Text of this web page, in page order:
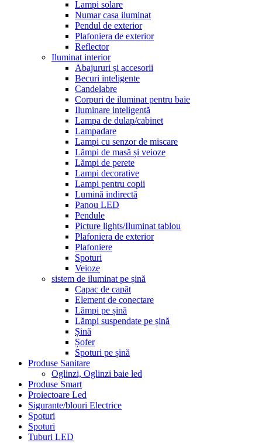
Lampi solare
Numar casa iluminat
Pendul de exterior
Plafoniera de exterior
Reflector
Iluminat interior
Abajururi și accesorii
Becuri inteligente
Candelabre
Corpuri de iluminat pentru baie
Iluminare inteligentă
Lampa de dulap/cabinet
Lampadare
Lampi cu senzor de miscare
Lămpi de masă și veioze
Lămpi de perete
Lampi decorative
Lampi pentru copii
Lumină indirectă
Panou LED
Pendule
Picture lights/Iluminat tablou
Plafoniera de exterior
Plafoniere
Spoturi
Veioze
sistem de iluminat pe șină
Capac de capăt
Element de conectare
Lămpi pe șină
Lămpi suspendate pe șină
Șină
Șofer
Spoturi pe șină
Produse Sanitare
Oglinzi, Oglinzi baie led
Produse Smart
Proiectoare Led
Sigurante/blouri Electrice
Spoturi
Spoturi
Tuburi LED